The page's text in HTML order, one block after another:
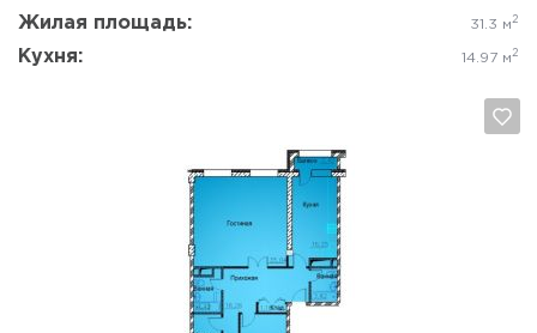
Жилая площадь: 31.3 м 2
Кухня: 14.97 м 2
Отмена